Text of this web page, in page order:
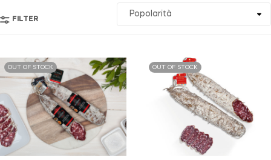
FILTER
OUT OF STOCK OUT OF STOCK